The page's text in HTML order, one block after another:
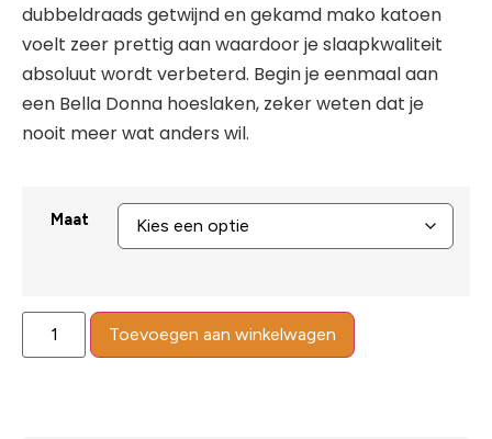
dubbeldraads getwijnd en gekamd mako katoen
voelt zeer prettig aan waardoor je slaapkwaliteit
absoluut wordt verbeterd. Begin je eenmaal aan
een Bella Donna hoeslaken, zeker weten dat je
nooit meer wat anders wil.
Maat
Toevoegen aan winkelwagen